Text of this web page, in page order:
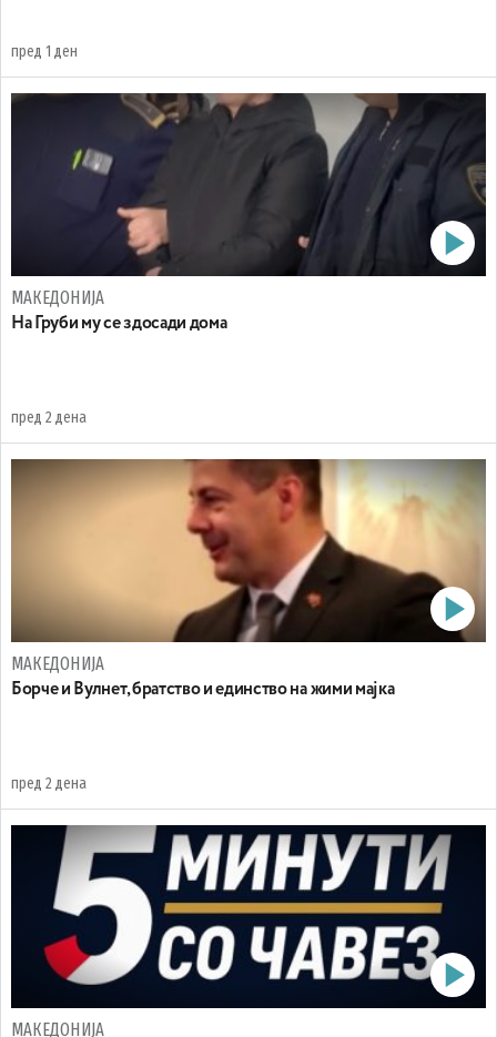
пред 1 ден
МАКЕДОНИЈА
На Груби му се здосади дома
пред 2 дена
МАКЕДОНИЈА
Борче и Вулнет, братство и единство на жими мајка
пред 2 дена
МАКЕДОНИЈА